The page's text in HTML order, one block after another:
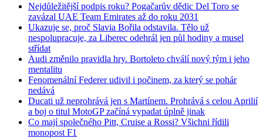
Nejdůležitější podpis roku? Pogačarův dědic Del Toro se
zavázal UAE Team Emirates až do roku 2031
Ukazuje se, proč Slavia Bořila odstavila. Tělo už
nespolupracuje, za Liberec odehrál jen půl hodiny a musel
střídat
Audi změnilo pravidla hry. Bortoleto chválí nový tým i jeho
mentalitu
Fenomenální Federer udivil i počinem, za který se pohár
nedává
Ducati už neprohrává jen s Martínem. Prohrává s celou Aprilií
a boj o titul MotoGP začíná vypadat úplně jinak
Co mají společného Pitt, Cruise a Rossi? Všichni řídili
monopost F1